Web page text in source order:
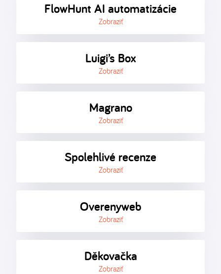
FlowHunt AI automatizácie
Zobraziť
Luigi’s Box
Zobraziť
Magrano
Zobraziť
Spolehlivé recenze
Zobraziť
Overenyweb
Zobraziť
Děkovačka
Zobraziť